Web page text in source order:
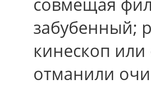
забубенный;
кинескоп
отманили